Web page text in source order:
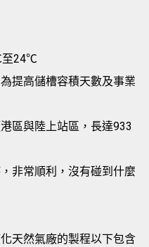
至24℃
提高儲槽容積天數及事業
區與陸上站區，長達933
非常順利，沒有碰到什麼
天然氣廠的製程以下包含